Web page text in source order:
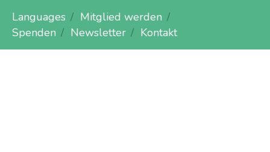
Languages
Mitglied werden
Spenden
Newsletter Kontakt